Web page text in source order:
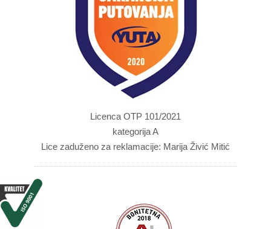
Licenca OTP 101/2021
kategorija A
Lice zaduženo za reklamacije: Marija Živić Mitić